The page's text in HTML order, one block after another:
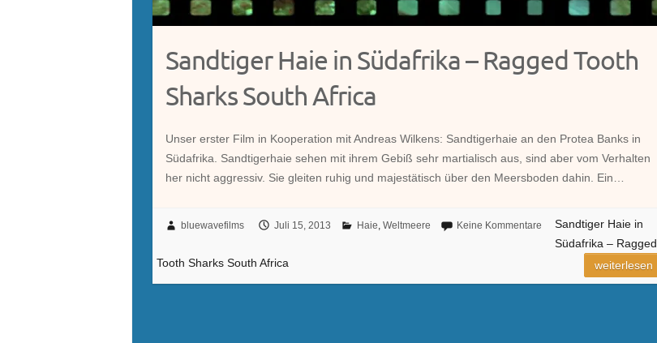
Sandtiger Haie in Südafrika – Ragged Tooth
Sharks South Africa
Unser erster Film in Kooperation mit Andreas Wilkens: Sandtigerhaie an den Protea Banks in
Südafrika. Sandtigerhaie sehen mit ihrem Gebiß sehr martialisch aus, sind aber vom Verhalten
her nicht aggressiv. Sie gleiten ruhig und majestätisch über den Meersboden dahin. Ein…
bluewavefilms Juli 15, 2013 Haie, Weltmeere Keine Kommentare
Sandtiger Haie in
Südafrika – Ragged
Tooth Sharks South Africa
weiterlesen